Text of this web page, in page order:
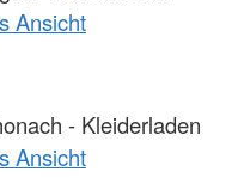
Ansicht
- Kleiderladen
Ansicht